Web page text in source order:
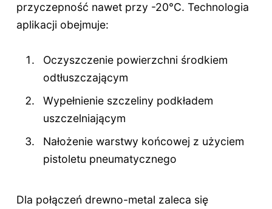
przyczepność nawet przy -20°C. Technologia
aplikacji obejmuje:
Oczyszczenie powierzchni środkiem
odtłuszczającym
Wypełnienie szczeliny podkładem
uszczelniającym
Nałożenie warstwy końcowej z użyciem
pistoletu pneumatycznego
Dla połączeń drewno-metal zaleca się